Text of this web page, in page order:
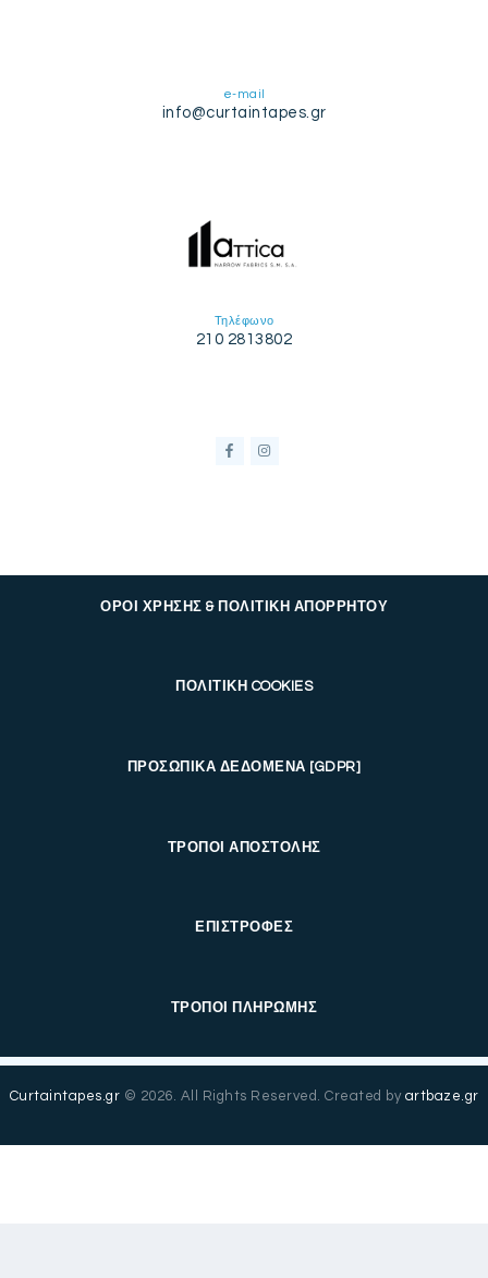
e-mail
info@curtaintapes.gr
Τηλέφωνο
210 2813802
ΟΡΟΙ ΧΡΗΣΗΣ & ΠΟΛΙΤΙΚΗ ΑΠΟΡΡΗΤΟΥ
ΠΟΛΙΤΙΚΗ COOKIES
ΠΡΟΣΩΠΙΚΑ ΔΕΔΟΜΕΝΑ [GDPR]
ΤΡΟΠΟΙ ΑΠΟΣΤΟΛΗΣ
ΕΠΙΣΤΡΟΦΕΣ
ΤΡΟΠΟΙ ΠΛΗΡΩΜΗΣ
Curtaintapes.gr © 2026. All Rights Reserved. Created by artbaze.gr